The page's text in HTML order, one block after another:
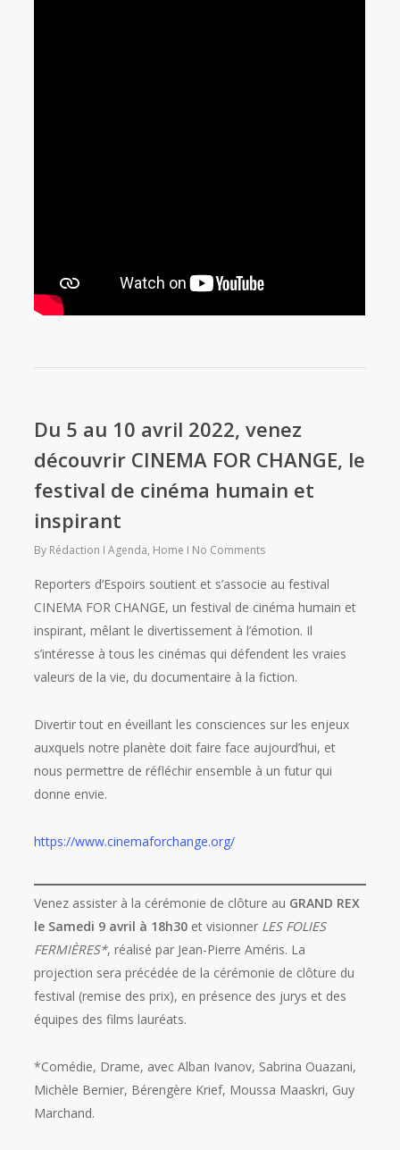
Du 5 au 10 avril 2022, venez
découvrir CINEMA FOR CHANGE, le
festival de cinéma humain et
inspirant
By Rédaction Agenda, Home No Comments
Reporters d’Espoirs soutient et s’associe au festival
CINEMA FOR CHANGE, un festival de cinéma humain et
inspirant, mêlant le divertissement à l’émotion. Il
s’intéresse à tous les cinémas qui défendent les vraies
valeurs de la vie, du documentaire à la fiction.
Divertir tout en éveillant les consciences sur les enjeux
auxquels notre planète doit faire face aujourd’hui, et
nous permettre de réfléchir ensemble à un futur qui
donne envie.
https://www.cinemaforchange.org/
Venez assister à la cérémonie de clôture au GRAND REX
le Samedi 9 avril à 18h30 et visionner LES FOLIES
FERMIÈRES*, réalisé par Jean-Pierre Améris. La
projection sera précédée de la cérémonie de clôture du
festival (remise des prix), en présence des jurys et des
équipes des films lauréats.
*Comédie, Drame, avec Alban Ivanov, Sabrina Ouazani,
Michèle Bernier, Bérengère Krief, Moussa Maaskri, Guy
Marchand.